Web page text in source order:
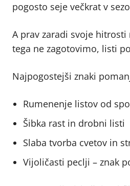
pogosto seje večkrat v
A prav zaradi svoje
tega ne zagotovimo, listi
Najpogostejši znaki
Rumenenje listov od
Šibka rast in drobni listi
Slaba tvorba cvetov in
Vijoličasti peclji – znak